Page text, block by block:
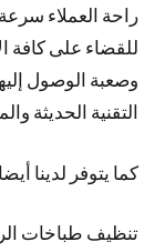
راحة العملاء
للقضاء على كافة
وصعبة الوصول
التقنية الحديثة
كما يتوفر لدينا
تنظيف طباخات